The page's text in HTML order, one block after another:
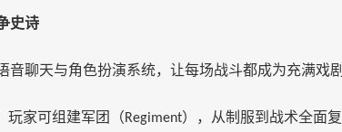
史诗
音聊天与角色扮演系统，让每场战斗都成为充满戏
玩家可组建军团（Regiment），从制服到战术全面